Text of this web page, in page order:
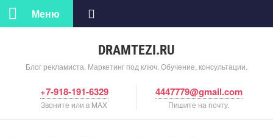
DRAMTEZI.RU
Блог рекламиста. Маркетинг под ключ. Обучение, консультации.
Меню
+7-918-191-6329
Звоните или в MAX
4447779@gmail.com
Пишите на почту.